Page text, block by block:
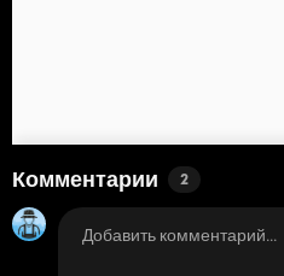
Комментарии 2